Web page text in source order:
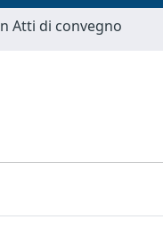
Atti di convegno